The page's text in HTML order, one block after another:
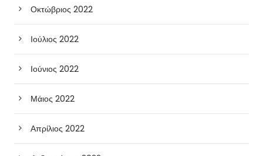
Οκτώβριος 2022
Ιούλιος 2022
Ιούνιος 2022
Μάιος 2022
Απρίλιος 2022